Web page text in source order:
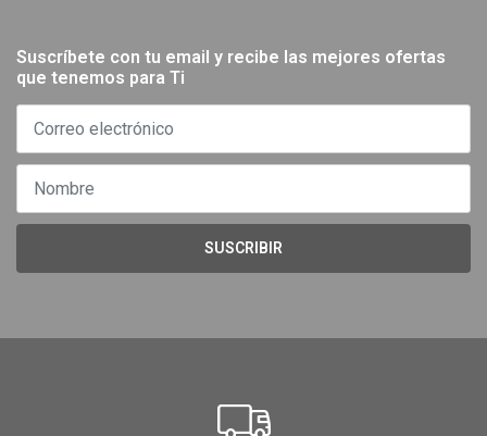
Suscríbete con tu email y recibe las mejores ofertas
que tenemos para Ti
SUSCRIBIR